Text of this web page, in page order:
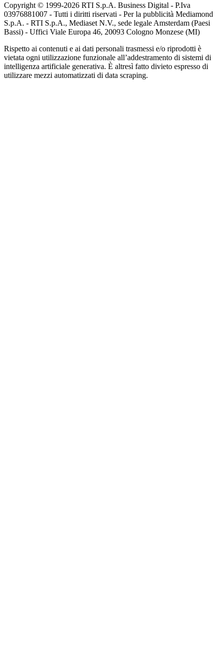
Copyright © 1999-2026 RTI S.p.A. Business Digital - P.Iva
03976881007 - Tutti i diritti riservati - Per la pubblicità Mediamond
S.p.A. - RTI S.p.A., Mediaset N.V., sede legale Amsterdam (Paesi
Bassi) - Uffici Viale Europa 46, 20093 Cologno Monzese (MI)
Rispetto ai contenuti e ai dati personali trasmessi e/o riprodotti è
vietata ogni utilizzazione funzionale all’addestramento di sistemi di
intelligenza artificiale generativa. È altresì fatto divieto espresso di
utilizzare mezzi automatizzati di data scraping.